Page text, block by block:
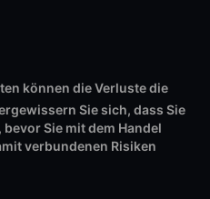
können die Verluste die
Sie sich, dass Sie
Sie mit dem Handel
verbundenen Risiken